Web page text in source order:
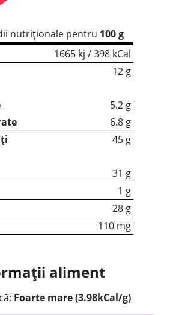
nutriționale pentru 100 g
1665 kj / 398 kCal
12 g
5.2 g
6.8 g
45 g
31 g
1 g
28 g
110 mg
aliment
Foarte mare (3.98kCal/g)